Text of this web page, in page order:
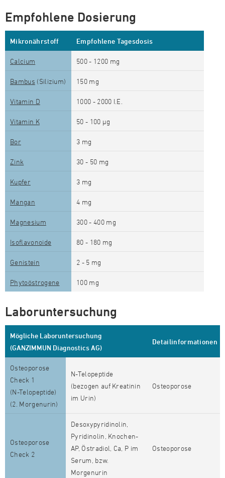
Empfohlene Dosierung
Mikronährstoff Empfohlene Tagesdosis
Calcium 500 - 1200 mg
Bambus (Silizium) 150 mg
Vitamin D 1000 - 2000 I.E.
Vitamin K 50 - 100 µg
Bor 3 mg
Zink 30 - 50 mg
Kupfer 3 mg
Mangan 4 mg
Magnesium 300 - 400 mg
Isoflavonoide 80 - 180 mg
Genistein 2 - 5 mg
Phytoöstrogene 100 mg
Laboruntersuchung
Mögliche Laboruntersuchung
(GANZIMMUN Diagnostics AG)
Detailinformationen
Osteoporose
Check 1
(N-Telopeptide)
(2. Morgenurin)
N-Telopeptide
(bezogen auf Kreatinin
im Urin)
Osteoporose
Osteoporose
Check 2
Desoxypyridinolin,
Pyridinolin, Knochen-
AP, Östradiol, Ca, P im
Serum, bzw.
Morgenurin
Osteoporose